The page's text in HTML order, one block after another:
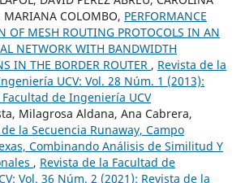
MARIANA COLOMBO, PERFORMANCE
OF MESH ROUTING PROTOCOLS IN AN
NETWORK WITH BANDWIDTH
IN THE BORDER ROUTER , Revista de la
UCV: Vol. 28 Núm. 1 (2013):
de Ingeniería UCV
Milagrosa Aldana, Ana Cabrera,
la Secuencia Runaway, Campo
Combinando Análisis de Similitud Y
, Revista de la Facultad de
Vol. 36 Núm. 2 (2021): Revista de la